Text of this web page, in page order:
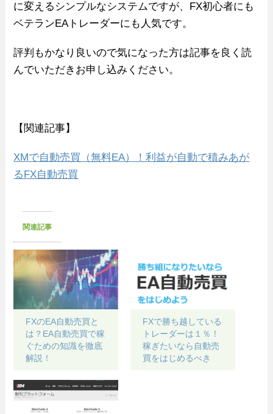
に変えるシンプルなシステムですが、FX初心者にも
ベテランEAトレーダーにも人気です。
評判もかなり良いので気になった方は記事を良く読
んでいただきお申し込みください。
【関連記事】
XMで自動売買（無料EA）！利益が自動で積みあが
るFX自動売買
関連記事
FXのEA自動売買と
は？EA自動売買で稼
ぐための知識を徹底
解説！
FXで勝ち越している
トレーダーは１％！
稼ぎたいなら自動売
買をはじめるべき